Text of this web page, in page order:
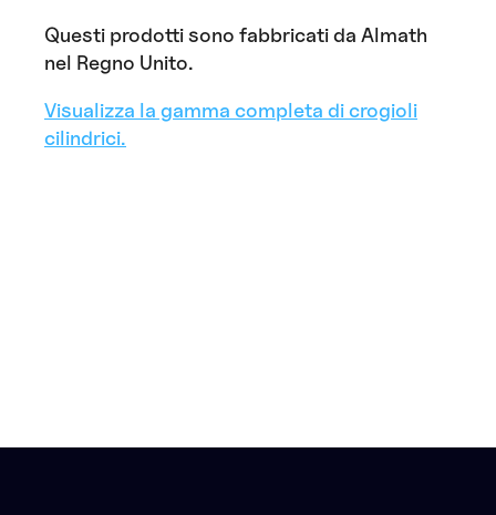
Questi prodotti sono fabbricati da Almath
nel Regno Unito.
Visualizza la gamma completa di crogioli
cilindrici.